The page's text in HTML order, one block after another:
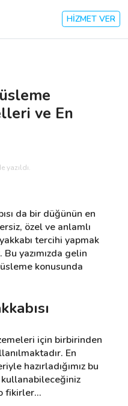
HİZMET VER
ve En
yazıldı.
da bir düğünün en
özel ve anlamlı
tercihi yapmak
yazımızda gelin
konusunda
için birbirinden
En
hazırladığımız bu
kullanabileceğiniz
fikirler...